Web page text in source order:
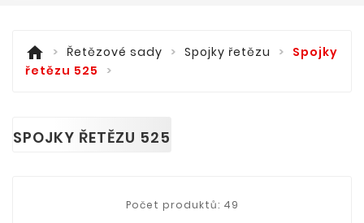
home Řetězové sady Spojky řetězu
Spojky
řetězu 525
SPOJKY ŘETĚZU 525
Počet produktů: 49